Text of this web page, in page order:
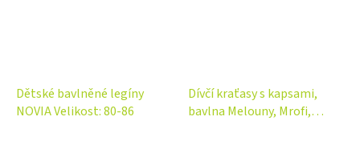
Dětské bavlněné legíny
NOVIA Velikost: 80-86
Dívčí kraťasy s kapsami,
bavlna Melouny, Mrofi,